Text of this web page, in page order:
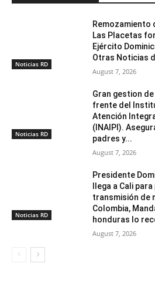
Noticias RD
Las Placetas
Ejército
Otras Noticias
August 7, 2026
Noticias RD
Gran gestion
frente del
Atención
(INAIPI).
padres y...
August 7, 2026
Noticias RD
Presidente
llega a Cali
transmisión de
Colombia,
honduras lo
August 7, 2026